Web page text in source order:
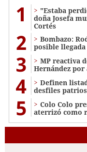
1
"Estaba
doña Josefa
Cortés
2
Bombazo:
posible
3
MP reactiva
Hernández
4
Definen
desfiles
5
Colo Colo
aterrizó como